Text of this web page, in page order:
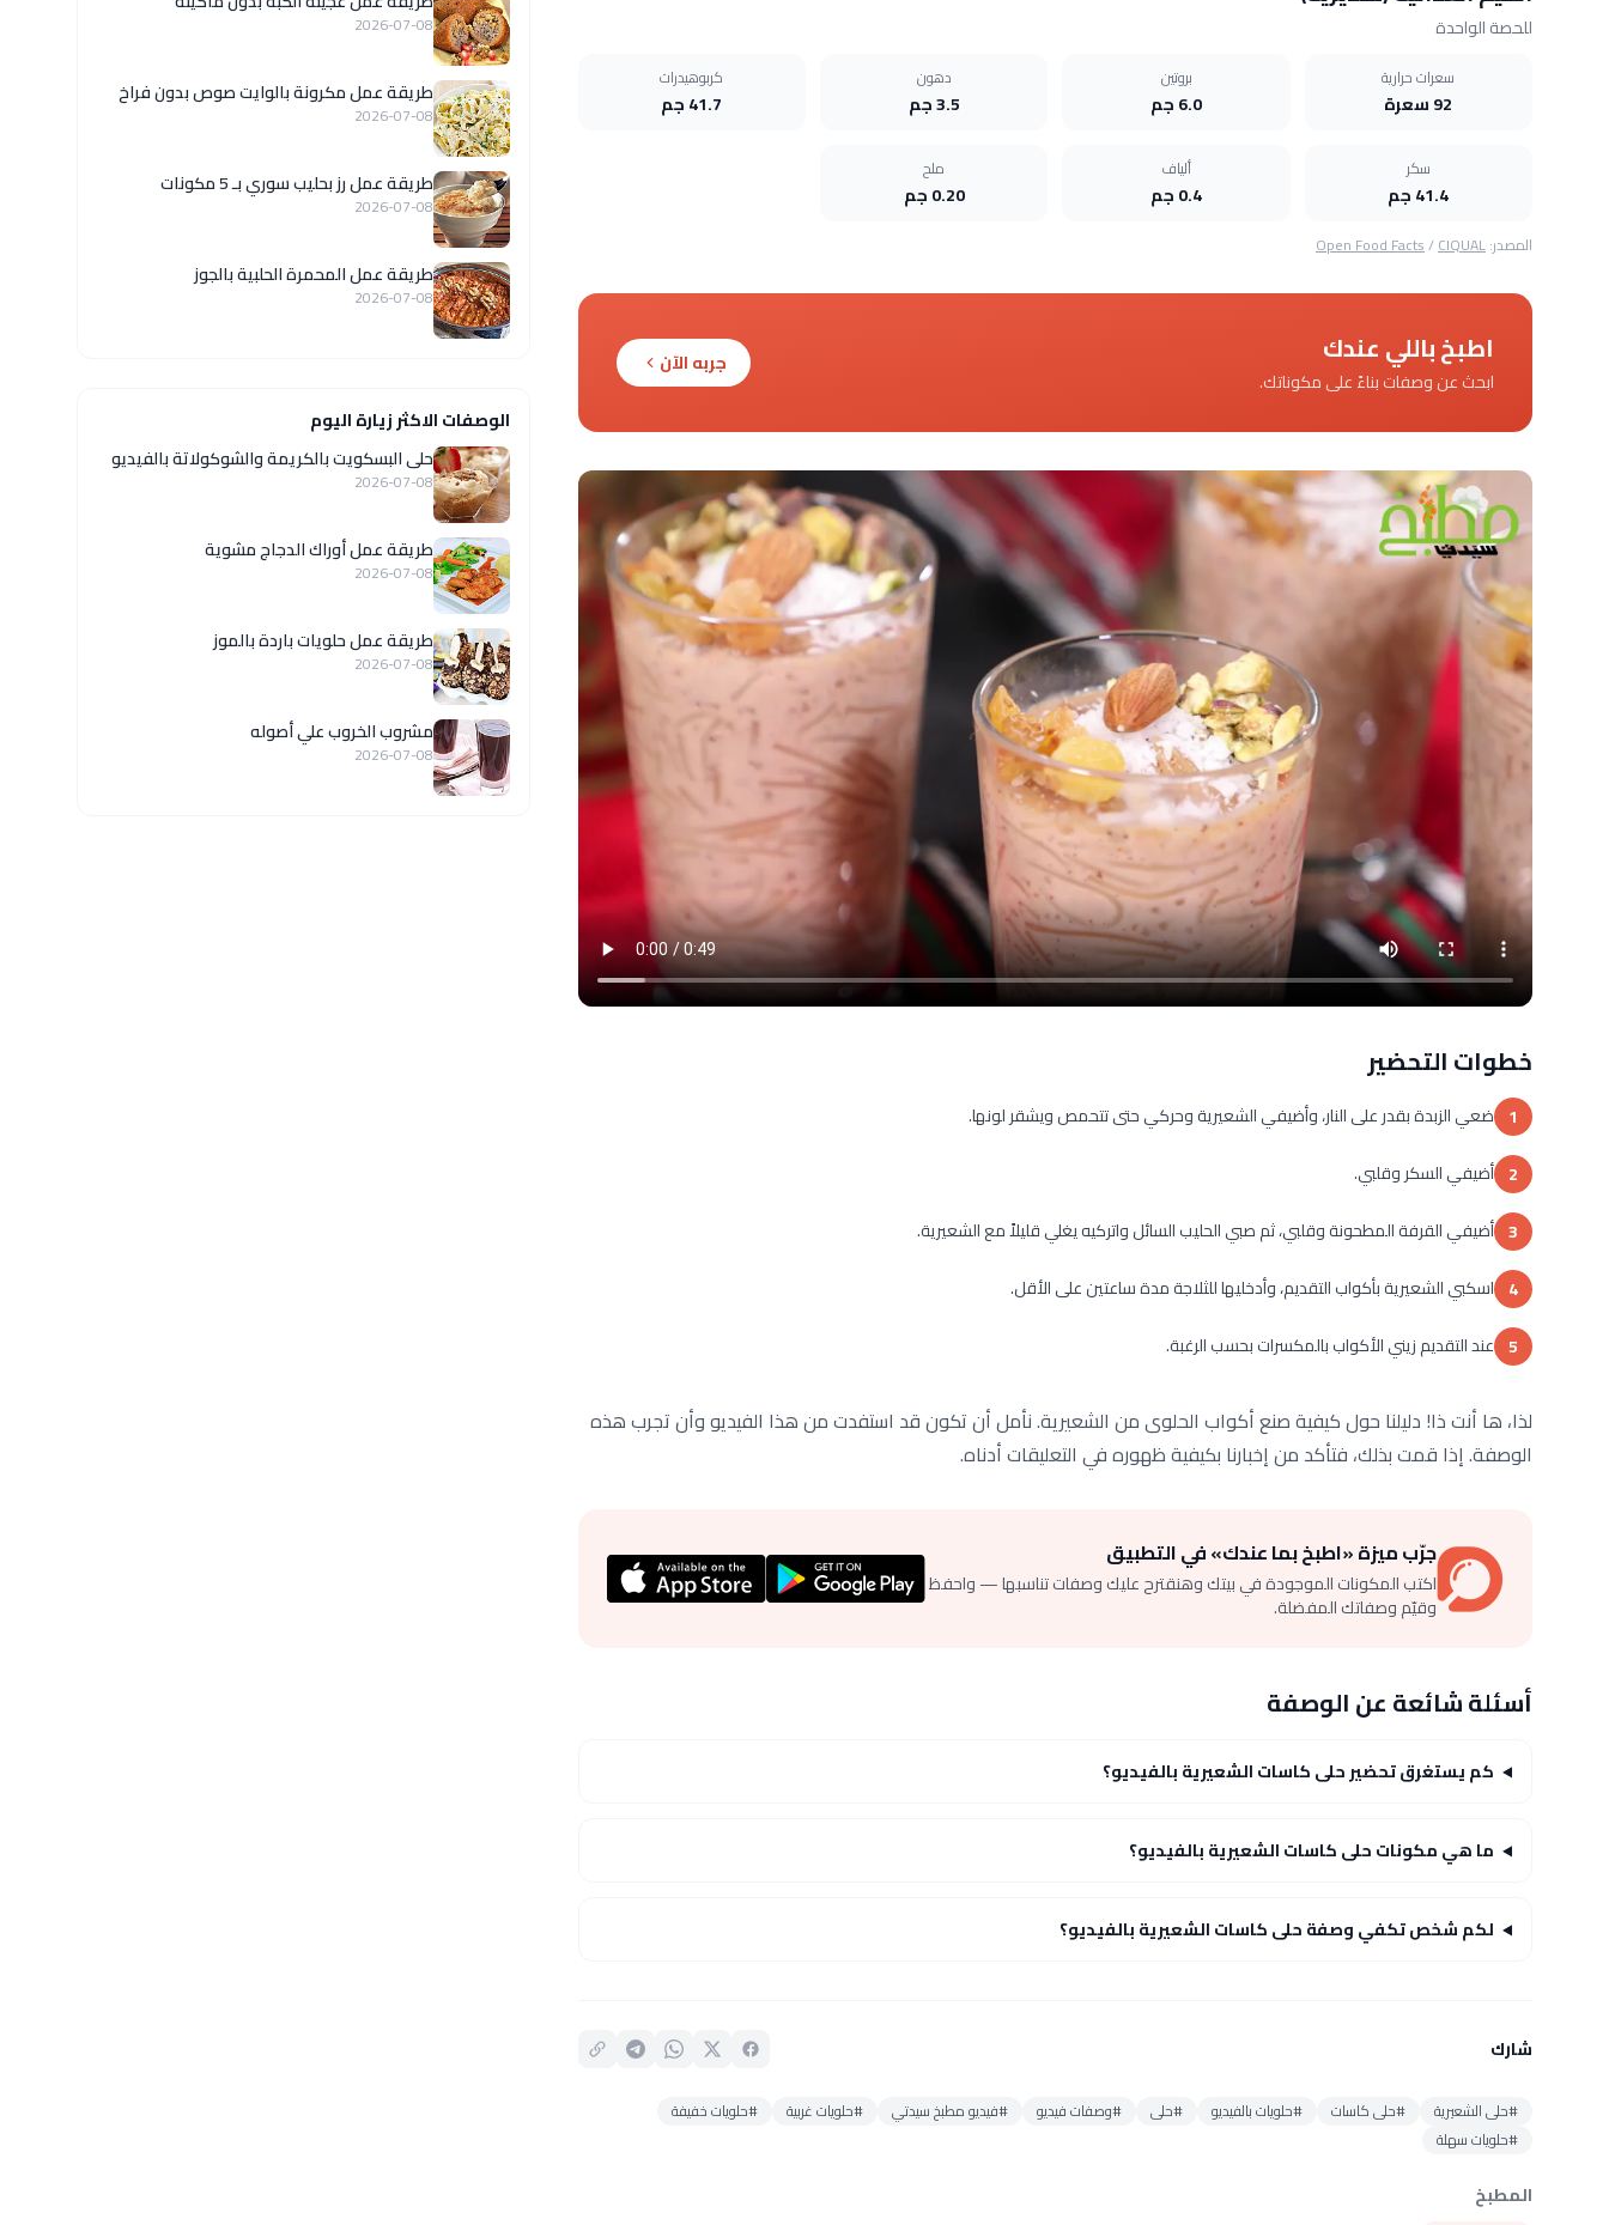
للحصة الواحدة
سعرات حرارية
92 سعرة
بروتين
6.0 جم
دهون
3.5 جم
كربوهيدرات
41.7 جم
سكر
41.4 جم
ألياف
0.4 جم
ملح
0.20 جم
المصدر: Open Food Facts/CIQUAL
اطبخ باللي عندك
ابحث عن وصفات بناءً على مكوناتك.
جربه الآن
خطوات التحضير
1 ضعي الزبدة بقدر على النار، وأضيفي الشعيرية وحركي حتى تتحمص ويشقر لونها.
2 أضيفي السكر وقلبي.
3 أضيفي القرفة المطحونة وقلبي، ثم صبي الحليب السائل واتركيه يغلي قليلاً مع الشعيرية.
4 اسكبي الشعيرية بأكواب التقديم، وأدخليها للثلاجة مدة ساعتين على الأقل.
5 عند التقديم زيني الأكواب بالمكسرات بحسب الرغبة.
لذا، ها أنت ذا! دليلنا حول كيفية صنع أكواب الحلوى من الشعيرية. نأمل أن تكون قد استفدت من هذا الفيديو وأن تجرب هذه
الوصفة. إذا قمت بذلك، فتأكد من إخبارنا بكيفية ظهوره في التعليقات أدناه.
جرّب ميزة «اطبخ بما عندك» في التطبيق
اكتب المكونات الموجودة في بيتك وهنقترح عليك وصفات تناسبها — واحفظ
وقيّم وصفاتك المفضلة.
أسئلة شائعة عن الوصفة
كم يستغرق تحضير حلى كاسات الشعيرية بالفيديو؟
ما هي مكونات حلى كاسات الشعيرية بالفيديو؟
لكم شخص تكفي وصفة حلى كاسات الشعيرية بالفيديو؟
شارك
#حلى الشعيرية #حلى كاسات #حلويات بالفيديو #حلى #وصفات فيديو #فيديو مطبخ سيدتي #حلويات غربية
#حلويات خفيفة
#حلويات سهلة
المطبخ
2026-07-08
طريقة عمل مكرونة بالوايت صوص بدون فراخ
2026-07-08
طريقة عمل رز بحليب سوري بـ 5 مكونات
2026-07-08
طريقة عمل المحمرة الحلبية بالجوز
2026-07-08
الوصفات الاكثر زيارة اليوم
حلى البسكويت بالكريمة والشوكولاتة بالفيديو
2026-07-08
طريقة عمل أوراك الدجاج مشوية
2026-07-08
طريقة عمل حلويات باردة بالموز
2026-07-08
مشروب الخروب علي أصوله
2026-07-08